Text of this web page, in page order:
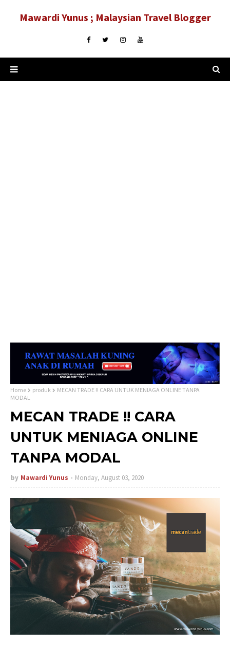
Mawardi Yunus ; Malaysian Travel Blogger
Home produk
MECAN TRADE !! CARA UNTUK MENIAGA ONLINE TANPA
MODAL
MECAN TRADE !! CARA
UNTUK MENIAGA ONLINE
TANPA MODAL
by Mawardi Yunus Monday, August 03, 2020